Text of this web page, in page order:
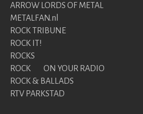
ARROW LORDS OF METAL
METALFAN.nl
ROCK TRIBUNE
ROCK IT!
ROCKS
ROCK ON YOUR RADIO
ROCK & BALLADS
RTV PARKSTAD